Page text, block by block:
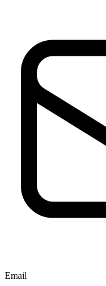
Email